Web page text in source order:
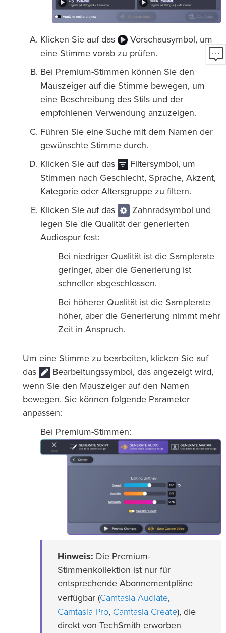
Klicken Sie auf das
Vorschausymbol, um
eine Stimme vorab zu prüfen.
Bei Premium-Stimmen können Sie den
Mauszeiger auf die Stimme bewegen, um
eine Beschreibung des Stils und der
empfohlenen Verwendung anzuzeigen.
Führen Sie eine Suche mit dem Namen der
gewünschte Stimme durch.
Klicken Sie auf das
Filtersymbol, um
Stimmen nach Geschlecht, Sprache, Akzent,
Kategorie oder Altersgruppe zu filtern.
Klicken Sie auf das
Zahnradsymbol und
legen Sie die Qualität der generierten
Audiospur fest:
Bei niedriger Qualität ist die Samplerate
geringer, aber die Generierung ist
schneller abgeschlossen.
Bei höherer Qualität ist die Samplerate
höher, aber die Generierung nimmt mehr
Zeit in Anspruch.
Um eine Stimme zu bearbeiten, klicken Sie auf
das
Bearbeitungssymbol, das angezeigt wird,
wenn Sie den Mauszeiger auf den Namen
bewegen. Sie können folgende Parameter
anpassen:
Bei Premium-Stimmen:
Hinweis: Die Premium-
Stimmenkollektion ist nur für
entsprechende Abonnementpläne
verfügbar (Camtasia Audiate,
Camtasia Pro, Camtasia Create), die
direkt von TechSmith erworben